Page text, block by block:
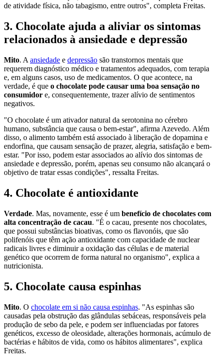
de atividade física, não tabagismo, entre outros", completa Freitas.
3. Chocolate ajuda a aliviar os sintomas
relacionados à ansiedade e depressão
Mito. A ansiedade e depressão são transtornos mentais que
requerem diagnóstico médico e tratamentos adequados, com terapia
e, em alguns casos, uso de medicamentos. O que acontece, na
verdade, é que o chocolate pode causar uma boa sensação no
consumidor e, consequentemente, trazer alívio de sentimentos
negativos.
"O chocolate é um ativador natural da serotonina no cérebro
humano, substância que causa o bem-estar", afirma Azevedo. Além
disso, o alimento também está associado à liberação de dopamina e
endorfina, que causam sensação de prazer, alegria, satisfação e bem-
estar. "Por isso, podem estar associados ao alívio dos sintomas de
ansiedade e depressão, porém, apenas seu consumo não alcançará o
objetivo de tratar essas condições", ressalta Freitas.
4. Chocolate é antioxidante
Verdade. Mas, novamente, esse é um benefício de chocolates com
alta concentração de cacau. "É o cacau, presente nos chocolates,
que possui substâncias bioativas, como os flavonóis, que são
polifenóis que têm ação antioxidante com capacidade de nuclear
radicais livres e diminuir a oxidação das células e de material
genético que ocorrem de forma natural no organismo", explica a
nutricionista.
5. Chocolate causa espinhas
Mito. O chocolate em si não causa espinhas. "As espinhas são
causadas pela obstrução das glândulas sebáceas, responsáveis pela
produção de sebo da pele, e podem ser influenciadas por fatores
genéticos, excesso de oleosidade, alterações hormonais, acúmulo de
bactérias e hábitos de vida, como os hábitos alimentares", explica
Freitas.